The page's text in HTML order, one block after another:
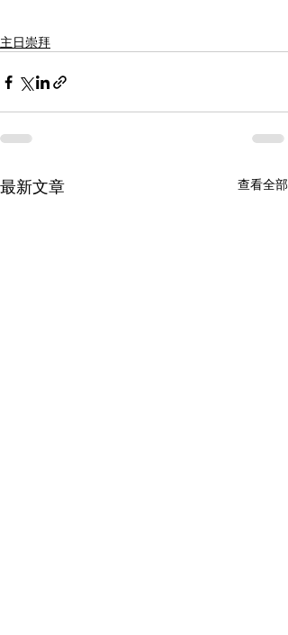
主日崇拜
最新文章 查看全部